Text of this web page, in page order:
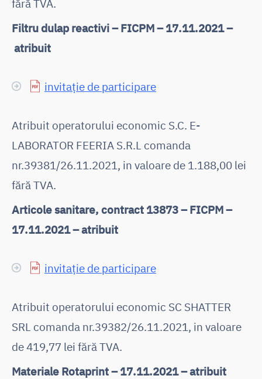
fără TVA.
Filtru dulap reactivi – FICPM – 17.11.2021 –
atribuit
invitație de participare
Atribuit operatorului economic S.C. E-
LABORATOR FEERIA S.R.L comanda
nr.39381/26.11.2021, in valoare de 1.188,00 lei
fără TVA.
Articole sanitare, contract 13873 – FICPM –
17.11.2021 – atribuit
invitație de participare
Atribuit operatorului economic SC SHATTER
SRL comanda nr.39382/26.11.2021, in valoare
de 419,77 lei fără TVA.
Materiale Rotaprint – 17.11.2021 – atribuit